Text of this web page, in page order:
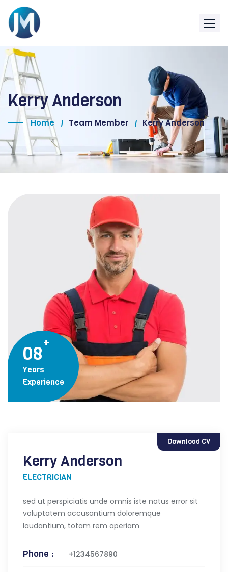
Kerry Anderson
Home Team Member Kerry Anderson
08
Years
Experience
Download CV
Kerry Anderson
ELECTRICIAN
sed ut perspiciatis unde omnis iste natus error sit
voluptatem accusantium doloremque
laudantium, totam rem aperiam
Phone : +1234567890